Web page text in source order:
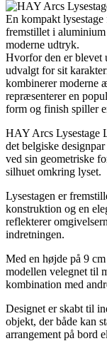
En kompakt
fremstillet i
moderne udtryk.
Hvorfor den er
udvalgt for sit
kombinerer moderne
repræsenterer en
form og finish spiller
HAY Arcs Lysestage
det belgiske
ved sin geometriske
silhuet omkring lyset.
Lysestagen er
konstruktion og en
reflekterer
indretningen.
Med en højde på 9
modellen velegnet til
kombination med
Designet er skabt til
objekt, der både kan
arrangement på bord